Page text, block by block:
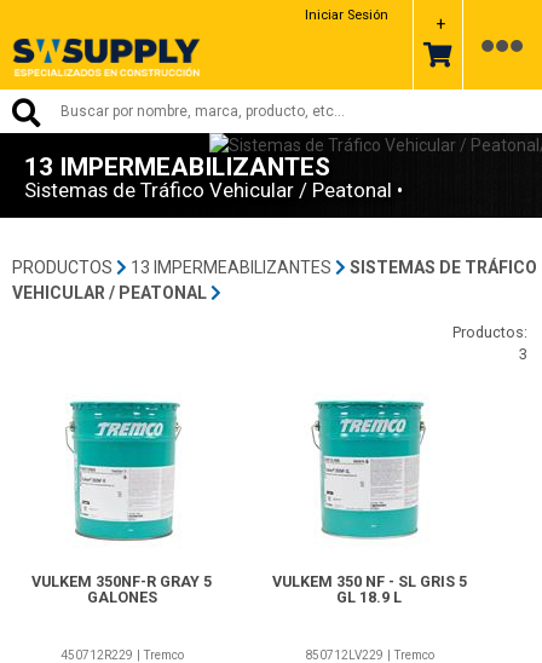
Iniciar Sesión +
13 IMPERMEABILIZANTES
Sistemas de Tráfico Vehicular / Peatonal •
PRODUCTOS 13 IMPERMEABILIZANTES
SISTEMAS DE TRÁFICO
VEHICULAR / PEATONAL
Productos:
3
VULKEM 350NF-R GRAY 5
GALONES
450712R229 | Tremco
VULKEM 350 NF - SL GRIS 5
GL 18.9 L
850712LV229 | Tremco